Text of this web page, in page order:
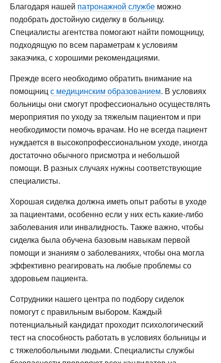
Благодаря нашей патронажной службе можно
подобрать достойную сиделку в больницу.
Специалисты агентства помогают найти помощницу,
подходящую по всем параметрам к условиям
заказчика, с хорошими рекомендациями.
Прежде всего необходимо обратить внимание на
помощниц с медицинским образованием. В условиях
больницы они смогут профессионально осуществлять
мероприятия по уходу за тяжелым пациентом и при
необходимости помочь врачам. Но не всегда пациент
нуждается в высокопрофессиональном уходе, иногда
достаточно обычного присмотра и небольшой
помощи. В разных случаях нужны соответствующие
специалисты.
Хорошая сиделка должна иметь опыт работы в уходе
за пациентами, особенно если у них есть какие-либо
заболевания или инвалидность. Также важно, чтобы
сиделка была обучена базовым навыкам первой
помощи и знаниям о заболеваниях, чтобы она могла
эффективно реагировать на любые проблемы со
здоровьем пациента.
Сотрудники нашего центра по подбору сиделок
помогут с правильным выбором. Каждый
потенциальный кандидат проходит психологический
тест на способность работать в условиях больницы и
с тяжелобольными людьми. Специалисты службы